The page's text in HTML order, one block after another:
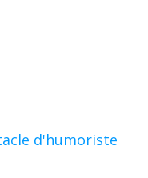
d'humoriste